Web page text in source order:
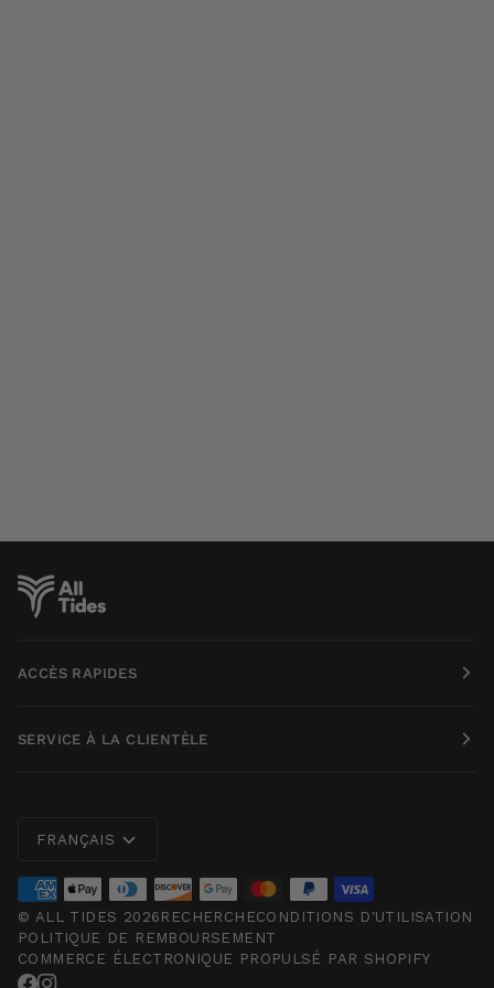
ACCÈS RAPIDES
SERVICE À LA CLIENTÈLE
FRANÇAIS
© ALL TIDES 2026 RECHERCHECONDITIONS D'UTILISATION
POLITIQUE DE REMBOURSEMENT
COMMERCE ÉLECTRONIQUE PROPULSÉ PAR SHOPIFY